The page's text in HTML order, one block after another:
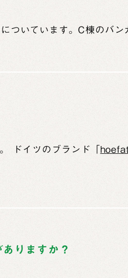
ついています。C棟のバン
ドイツのブランド「
りますか？